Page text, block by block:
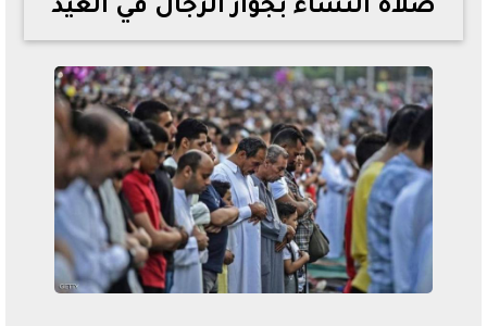
تصرف مثير من ميسي ونجوم الأرجنتين قبل مواجهة مصر
تحسن حالة فضل شاكر الصحية وخروجه من المستشفى |
تفاصيل
أسعار الحديد والأسمنت اليوم الإثنين 6 - 7 - 2026
صلاة النساء بجوار الرجال في العيد